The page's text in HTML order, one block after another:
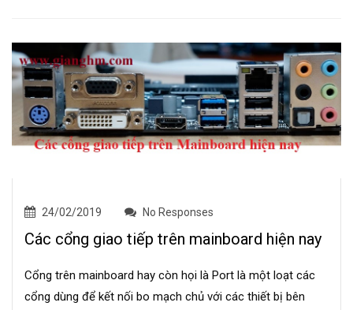
24/02/2019 No Responses
Các cổng giao tiếp trên mainboard hiện nay
Cổng trên mainboard hay còn họi là Port là một loạt các
cổng dùng để kết nối bo mạch chủ với các thiết bị bên